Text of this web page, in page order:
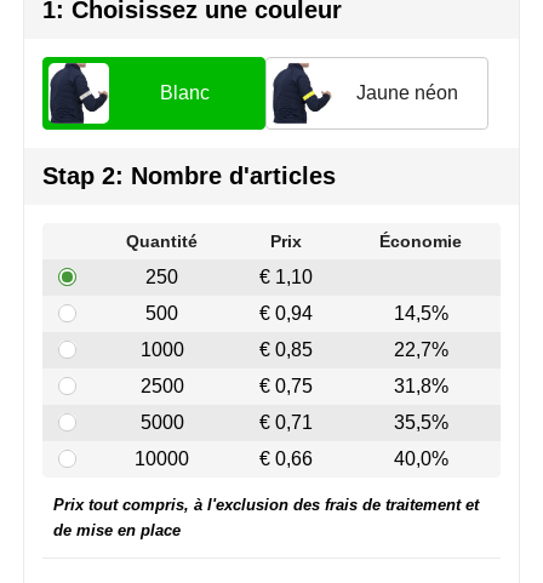
Vêtements de sport
Sacs
Sécurité, voiture & vélo
Loisirs, jeux & plein air
Join the pipe
Kambukka
Lipton
MagLite
Marvin's
Mentos
Mepal
MiniMAX
Moleskine
1: Choisissez une couleur
Blanc Jaune néon
Stap 2: Nombre d'articles
Quantité Prix Économie
250
€ 1,10
500
€ 0,94
14,5%
1000
€ 0,85
22,7%
2500
€ 0,75
31,8%
5000
€ 0,71
35,5%
10000
€ 0,66 40,0%
Prix tout compris, à l'exclusion des frais de traitement et
de mise en place